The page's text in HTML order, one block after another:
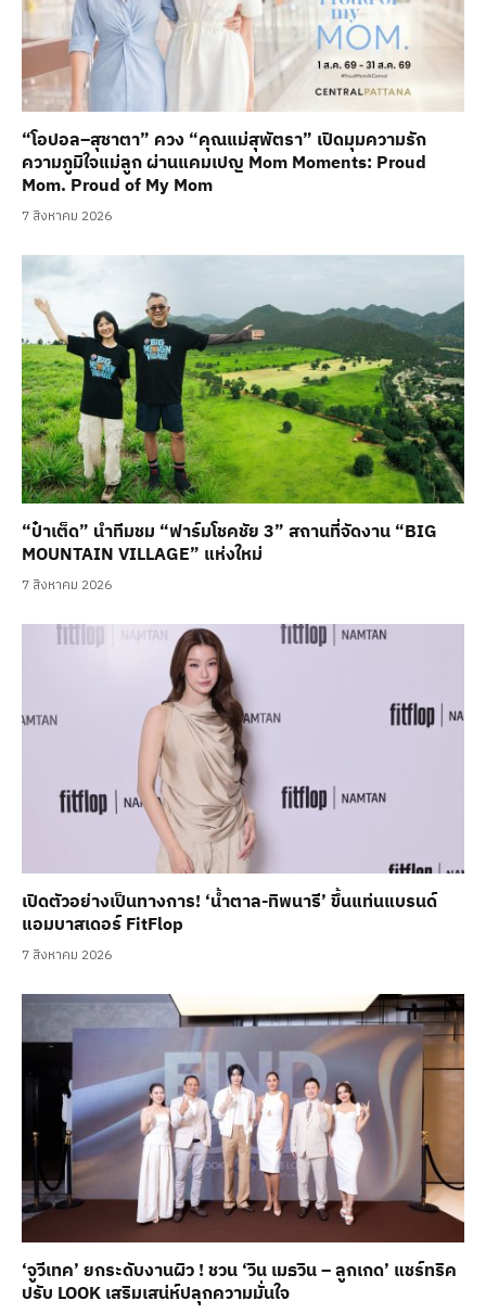
“โอปอล–สุชาตา” ควง “คุณแม่สุพัตรา” เปิดมุมความรัก
ความภูมิใจแม่ลูก ผ่านแคมเปญ Mom Moments: Proud
Mom. Proud of My Mom
7 สิงหาคม 2026
“ป๋าเต็ด” นำทีมชม “ฟาร์มโชคชัย 3” สถานที่จัดงาน “BIG
MOUNTAIN VILLAGE” แห่งใหม่
7 สิงหาคม 2026
เปิดตัวอย่างเป็นทางการ! ‘น้ำตาล-ทิพนารี’ ขึ้นแท่นแบรนด์
แอมบาสเดอร์ FitFlop
7 สิงหาคม 2026
‘จูวีเทค’ ยกระดับงานผิว ! ชวน ‘วิน เมธวิน – ลูกเกด’ แชร์ทริค
ปรับ LOOK เสริมเสน่ห์ปลุกความมั่นใจ